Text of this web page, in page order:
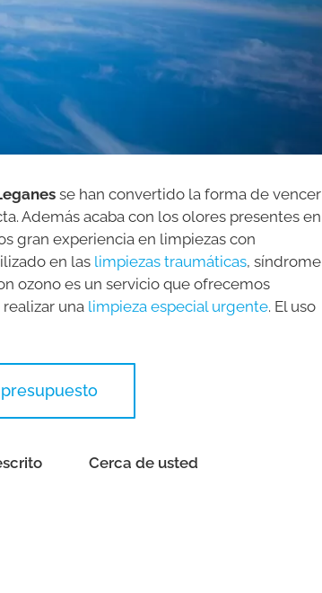
se han convertido la forma de vencer
Además acaba con los olores presentes en
gran experiencia en limpiezas con
en las limpiezas traumáticas, síndrome
ozono es un servicio que ofrecemos
una limpieza especial urgente. El uso
Cerca de usted